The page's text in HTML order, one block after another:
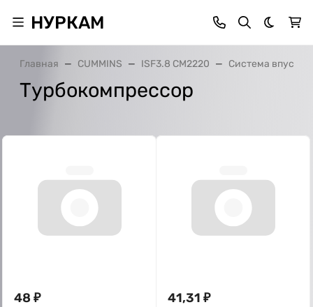
НУРКАМ Темная
Главная CUMMINS ISF3.8 CM2220 Система впуска
Турбокомпрессор
48 ₽ 41,31 ₽